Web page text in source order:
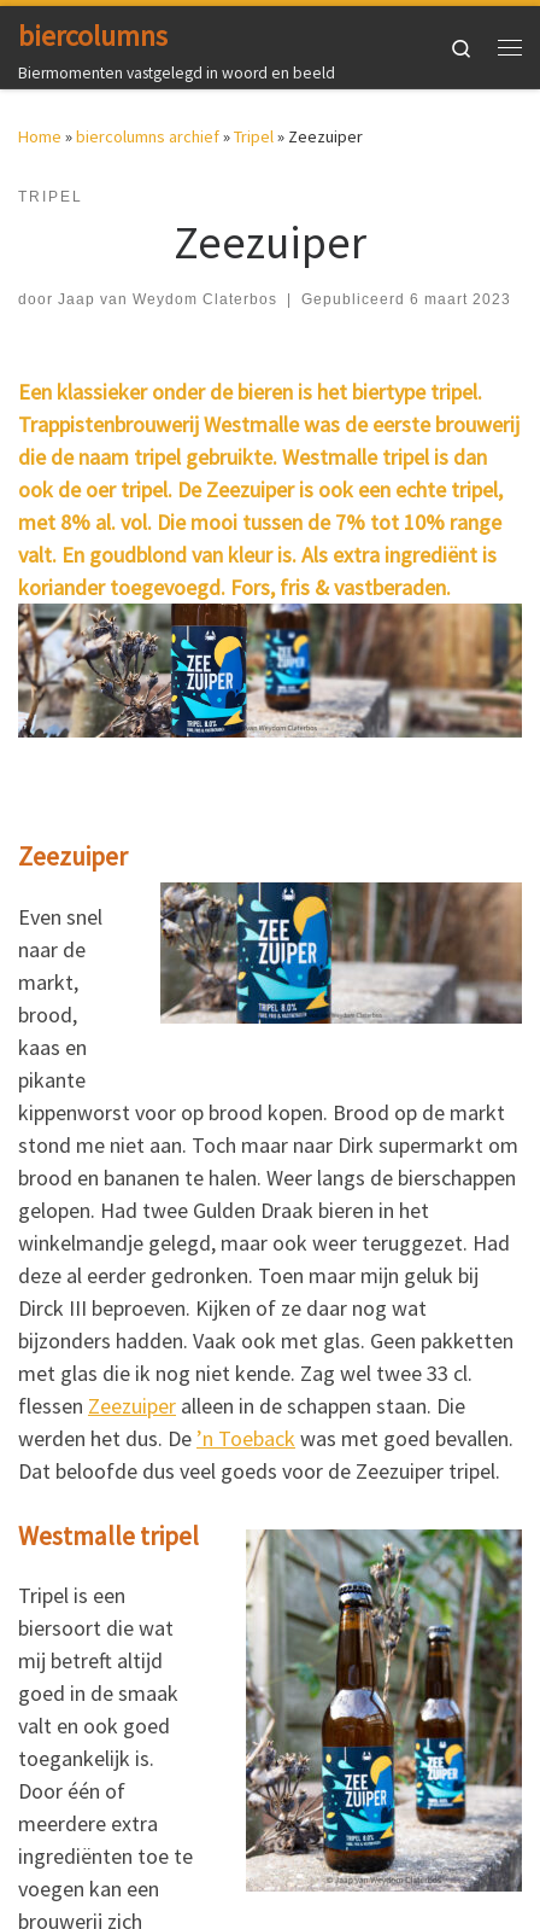
Ga naar inhoud
biercolumns
Biermomenten vastgelegd in woord en beeld
Search
Home »biercolumns archief»Tripel » Zeezuiper
TRIPEL
Zeezuiper
door Jaap van Weydom Claterbos Gepubliceerd 6 maart 2023
Een klassieker onder de bieren is het biertype tripel.
Trappistenbrouwerij Westmalle was de eerste brouwerij
die de naam tripel gebruikte. Westmalle tripel is dan
ook de oer tripel. De Zeezuiper is ook een echte tripel,
met 8% al. vol. Die mooi tussen de 7% tot 10% range
valt. En goudblond van kleur is. Als extra ingrediënt is
koriander toegevoegd. Fors, fris & vastberaden.
Zeezuiper
Even snel
naar de
markt,
brood,
kaas en
pikante
kippenworst voor op brood kopen. Brood op de markt
stond me niet aan. Toch maar naar Dirk supermarkt om
brood en bananen te halen. Weer langs de bierschappen
gelopen. Had twee Gulden Draak bieren in het
winkelmandje gelegd, maar ook weer teruggezet. Had
deze al eerder gedronken. Toen maar mijn geluk bij
Dirck III beproeven. Kijken of ze daar nog wat
bijzonders hadden. Vaak ook met glas. Geen pakketten
met glas die ik nog niet kende. Zag wel twee 33 cl.
flessen Zeezuiper alleen in de schappen staan. Die
werden het dus. De’n Toeback was met goed bevallen.
Dat beloofde dus veel goeds voor de Zeezuiper tripel.
Westmalle tripel
Tripel is een
biersoort die wat
mij betreft altijd
goed in de smaak
valt en ook goed
toegankelijk is.
Door één of
meerdere extra
ingrediënten toe te
voegen kan een
brouwerij zich